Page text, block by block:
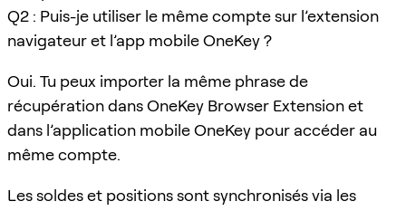
Q2 : Puis-je utiliser le même compte sur l’extension
navigateur et l’app mobile OneKey ?
Oui. Tu peux importer la même phrase de
récupération dans OneKey Browser Extension et
dans l’application mobile OneKey pour accéder au
même compte.
Les soldes et positions sont synchronisés via les